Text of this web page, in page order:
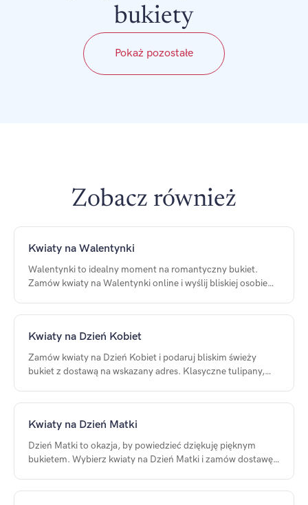
bukiety
Pokaż pozostałe
Zobacz również
Kwiaty na Walentynki
Walentynki to idealny moment na romantyczny bukiet.
Zamów kwiaty na Walentynki online i wyślij bliskiej osobie
Kwiaty na Dzień Kobiet
Zamów kwiaty na Dzień Kobiet i podaruj bliskim świeży
bukiet z dostawą na wskazany adres. Klasyczne tulipany,
Kwiaty na Dzień Matki
Dzień Matki to okazja, by powiedzieć dziękuję pięknym
bukietem. Wybierz kwiaty na Dzień Matki i zamów dostawę